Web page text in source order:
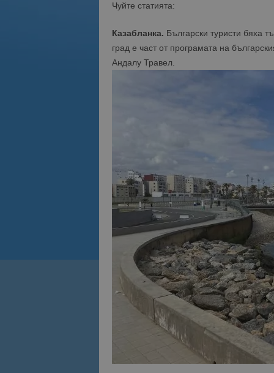
Чуйте статията:
Казабланка. Български туристи бяха
град е част от програмата на
Андалу Травел.